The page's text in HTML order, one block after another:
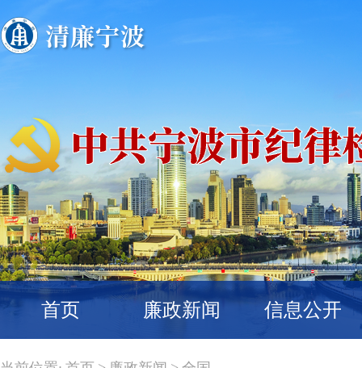
首页 廉政新闻 信息公开